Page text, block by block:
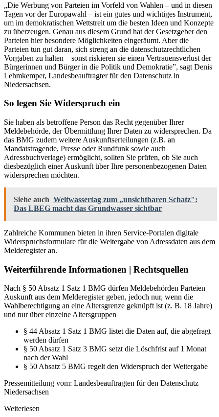
„Die Werbung von Parteien im Vorfeld von Wahlen – und in diesen
Tagen vor der Europawahl – ist ein gutes und wichtiges Instrument,
um im demokratischen Wettstreit um die besten Ideen und Konzepte
zu überzeugen. Genau aus diesem Grund hat der Gesetzgeber den
Parteien hier besondere Möglichkeiten eingeräumt. Aber die
Parteien tun gut daran, sich streng an die datenschutzrechtlichen
Vorgaben zu halten – sonst riskieren sie einen Vertrauensverlust der
Bürgerinnen und Bürger in die Politik und Demokratie”, sagt Denis
Lehmkemper, Landesbeauftragter für den Datenschutz in
Niedersachsen.
So legen Sie Widerspruch ein
Sie haben als betroffene Person das Recht gegenüber Ihrer
Meldebehörde, der Übermittlung Ihrer Daten zu widersprechen. Da
das BMG zudem weitere Auskunftserteilungen (z.B. an
Mandatstragende, Presse oder Rundfunk sowie auch
Adressbuchverlage) ermöglicht, sollten Sie prüfen, ob Sie auch
diesbezüglich einer Auskunft über Ihre personenbezogenen Daten
widersprechen möchten.
Siehe auch Weltwassertag zum „unsichtbaren Schatz":
Das LBEG macht das Grundwasser sichtbar
Zahlreiche Kommunen bieten in ihren Service-Portalen digitale
Widerspruchsformulare für die Weitergabe von Adressdaten aus dem
Melderegister an.
Weiterführende Informationen | Rechtsquellen
Nach § 50 Absatz 1 Satz 1 BMG dürfen Meldebehörden Parteien
Auskunft aus dem Melderegister geben, jedoch nur, wenn die
Wahlberechtigung an eine Altersgrenze geknüpft ist (z. B. 18 Jahre)
und nur über einzelne Altersgruppen
§ 44 Absatz 1 Satz 1 BMG listet die Daten auf, die abgefragt
werden dürfen
§ 50 Absatz 1 Satz 3 BMG setzt die Löschfrist auf 1 Monat
nach der Wahl
§ 50 Absatz 5 BMG regelt den Widerspruch der Weitergabe
Pressemitteilung vom: Landesbeauftragten für den Datenschutz
Niedersachsen
Weiterlesen